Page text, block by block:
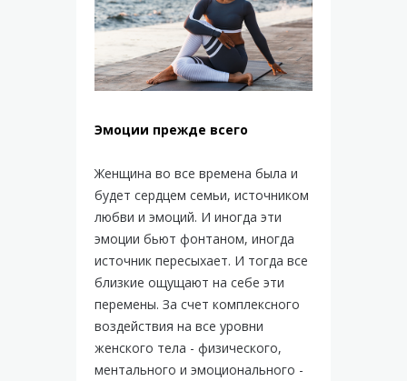
Эмоции прежде всего
Женщина во все времена была и
будет сердцем семьи, источником
любви и эмоций. И иногда эти
эмоции бьют фонтаном, иногда
источник пересыхает. И тогда все
близкие ощущают на себе эти
перемены. За счет комплексного
воздействия на все уровни
женского тела - физического,
ментального и эмоционального -